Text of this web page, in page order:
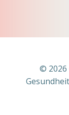
© 2026